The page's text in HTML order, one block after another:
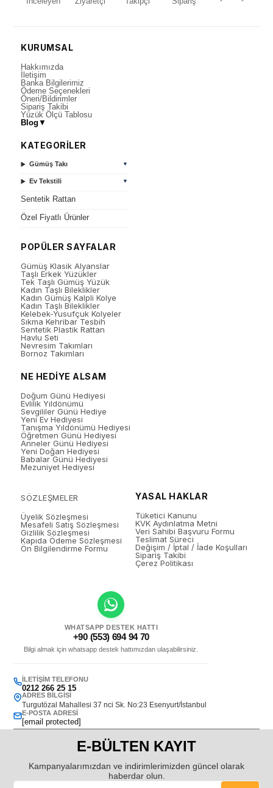
KURUMSAL
Hakkımızda
İletişim
Banka Bilgilerimiz
Ödeme Seçenekleri
Öneri/Bildirimler
Sipariş Takibi
Yüzük Ölçü Tablosu
Blog ▼
KATEGORİLER
Gümüş Takı ▼
Ev Tekstili ▼
Sentetik Rattan
Özel Fiyatlı Ürünler
POPÜLER SAYFALAR
Gümüş Klasik Alyanslar
Taşlı Erkek Yüzükler
Tek Taşlı Gümüş Yüzük
Kadın Taşlı Bileklikler
Kadın Gümüş Kalpli Kolye
Kadın Taşlı Bileklikler
Kelebek-Yusufçuk Kolyeler
Sıkma Kehribar Tesbih
Sentetik Plastik Rattan
Havlu Seti
Nevresim Takımları
Bornoz Takımları
NE HEDİYE ALSAM
Doğum Günü Hediyesi
Evlilik Yıldönümü
Sevgililer Günü Hediye
Yeni Ev Hediyesi
Tanışma Yıldönümü Hediyesi
Öğretmen Günü Hediyesi
Anneler Günü Hediyesi
Yeni Doğan Hediyesi
Babalar Günü Hediyesi
Mezuniyet Hediyesi
SÖZLEŞMELER
Üyelik Sözleşmesi
Mesafeli Satış Sözleşmesi
Gizlilik Sözleşmesi
Kapıda Ödeme Sözleşmesi
Ön Bilgilendirme Formu
YASAL HAKLAR
Tüketici Kanunu
KVK Aydınlatma Metni
Veri Sahibi Başvuru Formu
Teslimat Süreci
Değişim / İptal / İade Koşulları
Sipariş Takibi
Çerez Politikası
WHATSAPP DESTEK HATTI
+90 (553) 694 94 70
Bilgi almak için whatsapp destek hattımızdan ulaşabilirsiniz.
İLETIŞIM TELEFONU
0212 266 25 15
ADRES BILGISI
Turgutözal Mahallesi 37 nci Sk. No:23 Esenyurt/İstanbul
E-POSTA ADRESI
[email protected]
E-BÜLTEN KAYIT
Kampanyalarımızdan ve indirimlerimizden güncel olarak
haberdar olun.